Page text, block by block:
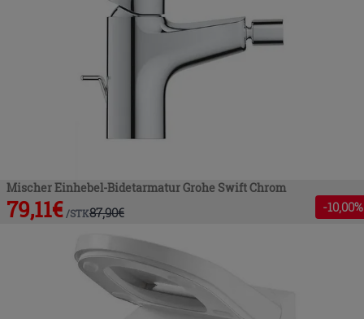
Mischer Einhebel-Bidetarmatur Grohe Swift Chrom
79,11€ /STK87,90€ -10,00%